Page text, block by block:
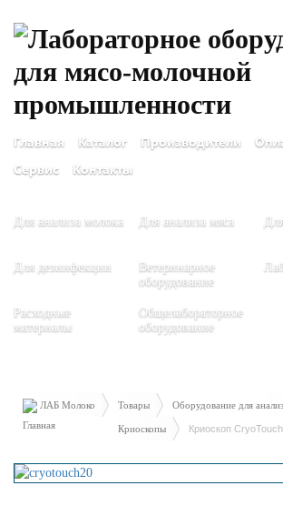
Главная Каталог Производители
Сервис
Контакты
Для анализа молока Для анализа мяса
Для дезинфекции
Ветеринарное
оборудование
Расходные
материалы
Общелабораторное
оборудование
ЛАБ Молоко Товары Оборудование для
Криоскопы Криоскоп